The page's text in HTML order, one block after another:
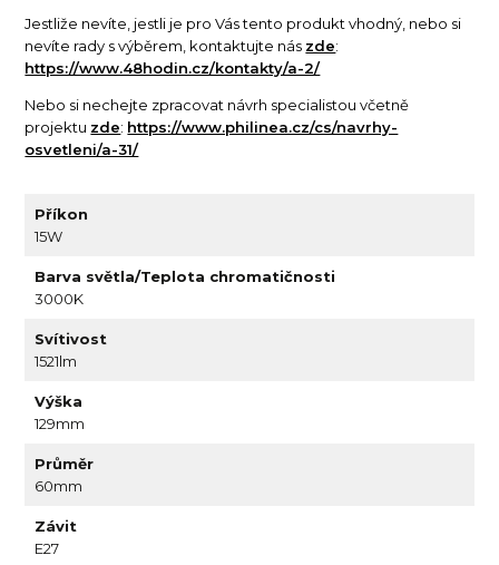
Jestliže nevíte, jestli je pro Vás tento produkt vhodný, nebo si
nevíte rady s výběrem, kontaktujte nás zde:
https://www.48hodin.cz/kontakty/a-2/
Nebo si nechejte zpracovat návrh specialistou včetně
projektu zde: https://www.philinea.cz/cs/navrhy-
osvetleni/a-31/
Příkon
15W
Barva světla/Teplota chromatičnosti
3000K
Svítivost
1521lm
Výška
129mm
Průměr
60mm
Závit
E27